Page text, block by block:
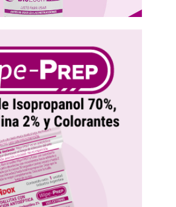
Toallita
practicidad de las toallitas
que disminuyen el
durante una inyección,
o incisión